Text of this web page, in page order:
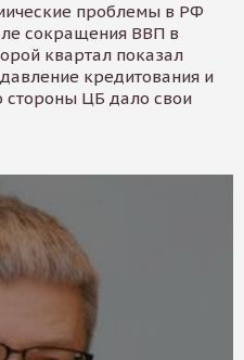
проблемы в РФ
сокращения ВВП в
квартал показал
кредитования и
стороны ЦБ дало свои